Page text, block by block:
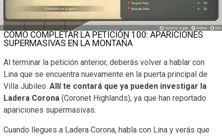
CÓMO COMPLETAR LA PETICIÓN 100: APARICIONES
SUPERMASIVAS EN LA MONTAÑA
Al terminar la petición anterior, deberás volver a hablar con
Lina que se encuentra nuevamente en la puerta principal de
Villa Jubileo. Allí te contará que ya pueden investigar la
Ladera Corona (Coronet Highlands), ya que han reportado
apariciones supermasivas.
Cuando llegues a Ladera Corona, habla con Lina y verás que